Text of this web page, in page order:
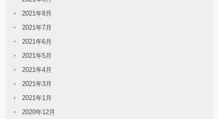
2021年8月
2021年7月
2021年6月
2021年5月
2021年4月
2021年3月
2021年1月
2020年12月